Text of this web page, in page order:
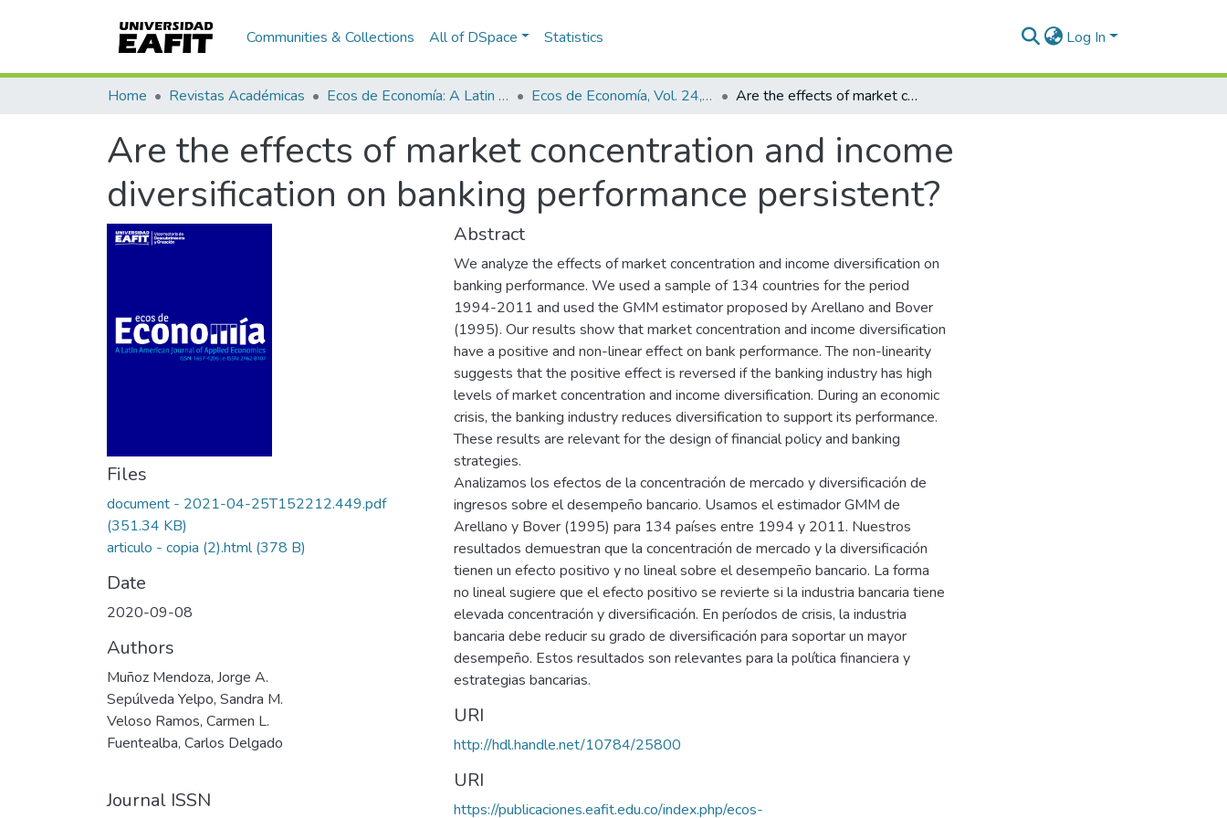
Communities & Collections All of DSpace Statistics Log In
Home Revistas Académicas Ecos de Economía: A Latin American Journal of Applied Economics Ecos de Economía, Vol. 24, No. 50 (2020) Are the effects of market concentration and income diversification on banking performance persistent?
Are the effects of market concentration and income
diversification on banking performance persistent?
Files
document - 2021-04-25T152212.449.pdf
(351.34 KB)
articulo - copia (2).html(378 B)
Date
2020-09-08
Authors
Muñoz Mendoza, Jorge A.
Sepúlveda Yelpo, Sandra M.
Veloso Ramos, Carmen L.
Fuentealba, Carlos Delgado
Journal ISSN
Abstract
We analyze the effects of market concentration and income diversification on
banking performance. We used a sample of 134 countries for the period
1994-2011 and used the GMM estimator proposed by Arellano and Bover
(1995). Our results show that market concentration and income diversification
have a positive and non-linear effect on bank performance. The non-linearity
suggests that the positive effect is reversed if the banking industry has high
levels of market concentration and income diversification. During an economic
crisis, the banking industry reduces diversification to support its performance.
These results are relevant for the design of financial policy and banking
strategies.
Analizamos los efectos de la concentración de mercado y diversificación de
ingresos sobre el desempeño bancario. Usamos el estimador GMM de
Arellano y Bover (1995) para 134 países entre 1994 y 2011. Nuestros
resultados demuestran que la concentración de mercado y la diversificación
tienen un efecto positivo y no lineal sobre el desempeño bancario. La forma
no lineal sugiere que el efecto positivo se revierte si la industria bancaria tiene
elevada concentración y diversificación. En períodos de crisis, la industria
bancaria debe reducir su grado de diversificación para soportar un mayor
desempeño. Estos resultados son relevantes para la política financiera y
estrategias bancarias.
URI
http://hdl.handle.net/10784/25800
URI
https://publicaciones.eafit.edu.co/index.php/ecos-